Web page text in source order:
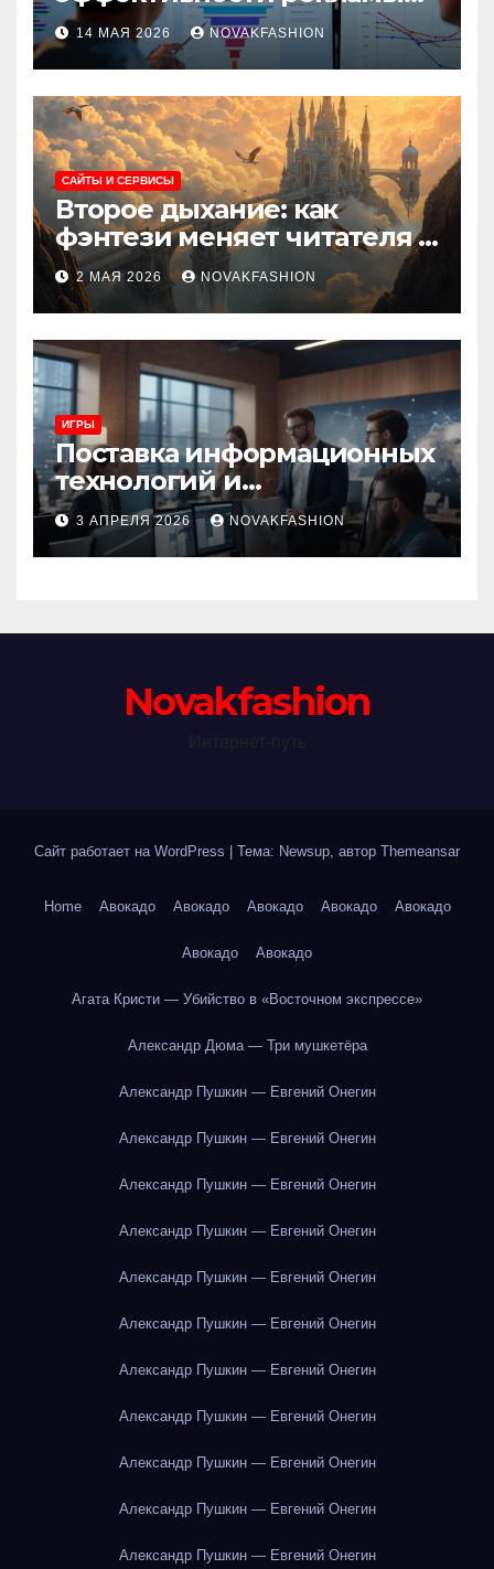
при атрибуции
множественных точек
касания
14 МАЯ 2026 NOVAKFASHION
САЙТЫ И СЕРВИСЫ
Второе дыхание: как
фэнтези меняет читателя и
культуру
2 МАЯ 2026 NOVAKFASHION
ИГРЫ
Поставка информационных
технологий и
инновационные решения
3 АПРЕЛЯ 2026 NOVAKFASHION
Novakfashion
Сайт работает на WordPress Тема: Newsup, автор Themeansar
Home Авокадо Авокадо Авокадо Авокадо Авокадо
Авокадо Авокадо
Агата Кристи — Убийство в «Восточном экспрессе»
Александр Дюма — Три мушкетёра
Александр Пушкин — Евгений Онегин
Александр Пушкин — Евгений Онегин
Александр Пушкин — Евгений Онегин
Александр Пушкин — Евгений Онегин
Александр Пушкин — Евгений Онегин
Александр Пушкин — Евгений Онегин
Александр Пушкин — Евгений Онегин
Александр Пушкин — Евгений Онегин
Александр Пушкин — Евгений Онегин
Александр Пушкин — Евгений Онегин
Александр Пушкин — Евгений Онегин